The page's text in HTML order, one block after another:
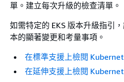
單。建立每次升級的檢查清單。
如需特定的 EKS 版本升級指引
本的顯著變更和考量事項。
在標準支援上檢閱
在延伸支援上檢閱